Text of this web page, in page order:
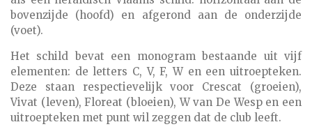
bovenzijde (hoofd) en afgerond aan de onderzijde
(voet).
Het schild bevat een monogram bestaande uit vijf
elementen: de letters C, V, F, W en een uitroepteken.
Deze staan respectievelijk voor Crescat (groeien),
Vivat (leven), Floreat (bloeien), W van De Wesp en een
uitroepteken met punt wil zeggen dat de club leeft.